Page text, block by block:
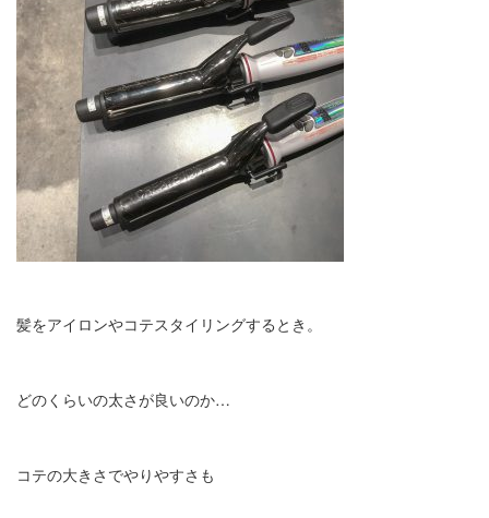
髪をアイロンやコテスタイリングするとき。
どのくらいの太さが良いのか…
コテの大きさでやりやすさも